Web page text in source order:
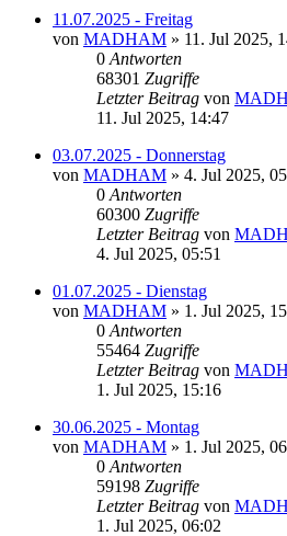
11.07.2025 - Freitag
von MADHAM » 11. Jul 2025,
0 Antworten
68301 Zugriffe
Letzter Beitrag von
11. Jul 2025, 14:47
03.07.2025 - Donnerstag
von MADHAM » 4. Jul 2025,
0 Antworten
60300 Zugriffe
Letzter Beitrag von
4. Jul 2025, 05:51
01.07.2025 - Dienstag
von MADHAM » 1. Jul 2025,
0 Antworten
55464 Zugriffe
Letzter Beitrag von
1. Jul 2025, 15:16
30.06.2025 - Montag
von MADHAM » 1. Jul 2025,
0 Antworten
59198 Zugriffe
Letzter Beitrag von
1. Jul 2025, 06:02